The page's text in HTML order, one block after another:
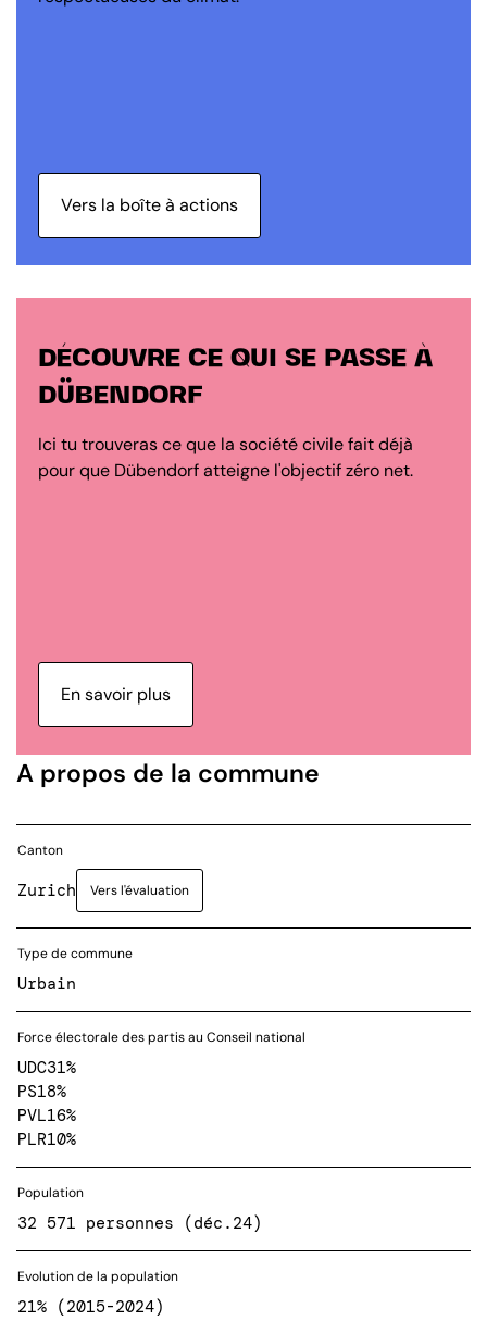
Vers la boîte à actions
DÉCOUVRE CE QUI SE PASSE À
DÜBENDORF
Ici tu trouveras ce que la société civile fait déjà
pour que Dübendorf atteigne l'objectif zéro net.
En savoir plus
A propos de la commune
Canton
Zurich Vers l'évaluation
Type de commune
Urbain
Force électorale des partis au Conseil national
UDC31%
PS18%
PVL16%
PLR10%
Population
32 571 personnes (déc.24)
Evolution de la population
21% (2015-2024)